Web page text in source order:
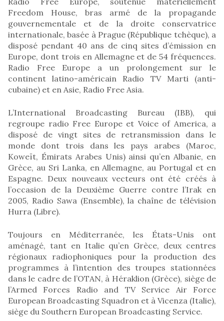
Freedom House, bras armé de la propagande
gouvernementale et de la droite conservatrice
internationale, basée à Prague (République tchèque), a
disposé pendant 40 ans de cinq sites d’émission en
Europe, dont trois en Allemagne et de 54 fréquences.
Radio Free Europe a un prolongement sur le
continent latino-américain Radio TV Marti (anti-
cubaine) et en Asie, Radio Free Asia.
L’International Broadcasting Bureau (IBB), qui
regroupe radio Free Europe et Voice of America, a
disposé de vingt sites de retransmission dans le
monde dont trois dans les pays arabes (Maroc,
Koweït, Émirats Arabes Unis) ainsi qu’en Albanie, en
Grèce, au Sri Lanka, en Allemagne, au Portugal et en
Espagne. Deux nouveaux vecteurs ont été créés à
l’occasion de la Deuxième Guerre contre l’Irak en
2005, Radio Sawa (Ensemble), la chaîne de télévision
Hurra (Libre).
Toujours en Méditerranée, les États-Unis ont
aménagé, tant en Italie qu’en Grèce, deux centres
régionaux radiophoniques pour la production des
programmes à l’intention des troupes stationnées
dans le cadre de l’OTAN, à Héraklion (Grèce), siège de
l’Armed Forces Radio and TV Service Air Force
European Broadcasting Squadron et à Vicenza (Italie),
siège du Southern European Broadcasting Service.